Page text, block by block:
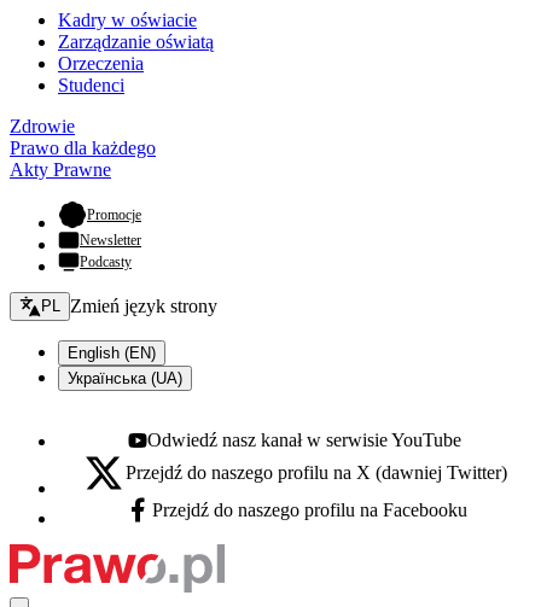
Kadry w oświacie
Zarządzanie oświatą
Orzeczenia
Studenci
Zdrowie
Prawo dla każdego
Akty Prawne
Promocje- otwiera się w nowej karcie
Newsletter
Podcasty
Zmień język - bieżący:
PL Zmień język strony
English (EN)
Українська (UA)
Youtube - otwiera się w nowej karcie
Odwiedź nasz kanał w serwisie YouTube
X - otwiera się w nowej karcie
Przejdź do naszego profilu na X (dawniej Twitter)
Facebook - otwiera się w nowej karcie
Przejdź do naszego profilu na Facebooku